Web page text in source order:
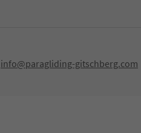
info@paragliding-gitschberg.com